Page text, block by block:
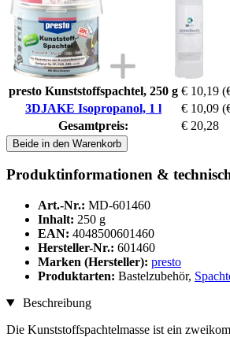
presto Kunststoffspachtel, 250 g € 10,19
3DJAKE Isopropanol, 1 l
€ 10,09
Gesamtpreis:
€ 20,28
Beide in den Warenkorb
Produktinformationen &
Art.-Nr.: MD-601460
Inhalt: 250 g
EAN: 4048500601460
Hersteller-Nr.: 601460
Marken (Hersteller): presto
Produktarten: Bastelzubehör,
Beschreibung
Die Kunststoffspachtelmasse ist ein